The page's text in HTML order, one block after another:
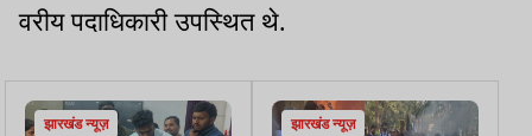
वरीय पदाधिकारी उपस्थित थे.
झारखंड न्यूज़ झारखंड न्यूज़